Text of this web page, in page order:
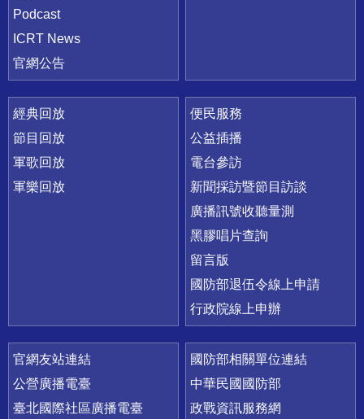
Podcast
ICRT News
官網公告
經典回放
節目回放
軍歌回放
軍樂回放
便民服務
公益插播
電台參訪
新聞採訪暨節目訪談
廣播訊號收聽量測
黑膠唱片查詢
留言版
國防部退伍令線上申請
行政院線上申辦
官網友站連結
公營廣播電臺
臺北國際社區廣播電臺
國防部相關單位連結
中華民國國防部
政戰資訊服務網